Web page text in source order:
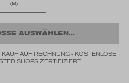
(M)
AUSWÄHLEN...
KAUF AUF RECHNUNG - KOSTENLOSE
SHOPS ZERTIFIZIERT